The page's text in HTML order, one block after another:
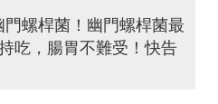
螺桿菌！幽門螺桿菌最
吃，腸胃不難受！快告